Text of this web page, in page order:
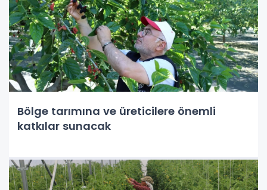
Bölge tarımına ve üreticilere önemli
katkılar sunacak